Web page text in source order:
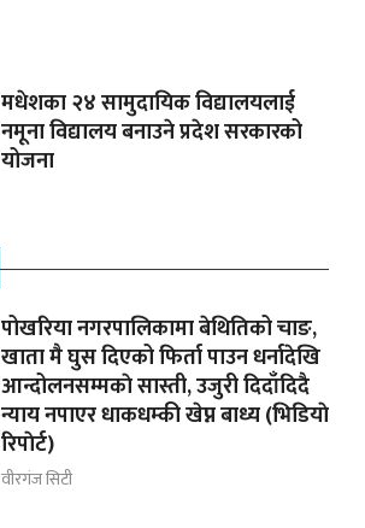
मधेशका २४ सामुदायिक विद्यालयलाई
नमूना विद्यालय बनाउने प्रदेश सरकारको
योजना
पोखरिया नगरपालिकामा बेथितिको चाङ,
खाता मै घुस दिएको फिर्ता पाउन धर्नादेखि
आन्दोलनसम्मकाे सास्ती, उजुरी दिदाँदिदै
न्याय नपाएर धाकधम्की खेप्न बाध्य (भिडियाे
रिपाेर्ट)
वीरगंज सिटी